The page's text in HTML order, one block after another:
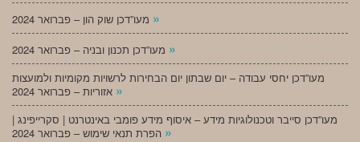
»
»
מעו”דכן יחסי עבודה – יום שבתון יום הבחירות לרשויות מקומיות ולמועצות
»
מעו”דכן סייבר וטכנולוגיות מידע – איסוף מידע פומבי באינטרנט | סקרייפינג |
»